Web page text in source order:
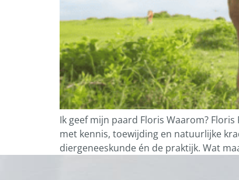
Ik geef mijn paard Floris Waarom?
met kennis, toewijding en natuurlijke
diergeneeskunde én de praktijk. Wat